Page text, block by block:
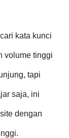
kata kunci
volume tinggi
tapi
saja, ini
dengan